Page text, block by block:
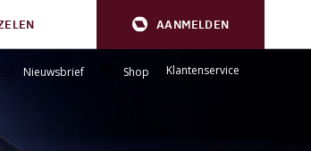
AANMELDEN
Nieuwsbrief Shop Klantenservice